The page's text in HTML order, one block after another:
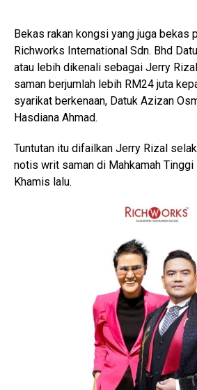
Bekas rakan kongsi yang juga bekas
Richworks International Sdn. Bhd
atau lebih dikenali sebagai Jerry
saman berjumlah lebih RM24 juta
syarikat berkenaan, Datuk Azizan
Hasdiana Ahmad.
Tuntutan itu difailkan Jerry Rizal
notis writ saman di Mahkamah Tinggi
Khamis lalu.